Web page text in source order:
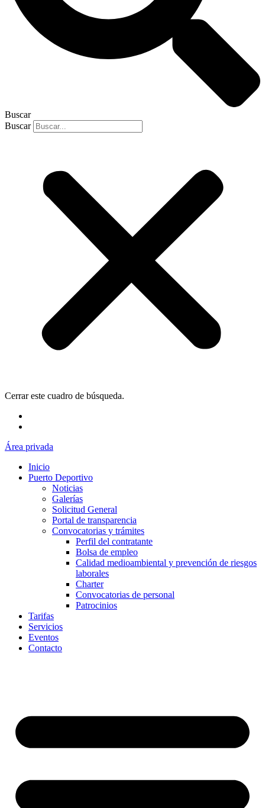
Buscar
Buscar
Cerrar este cuadro de búsqueda.
Área privada
Inicio
Puerto Deportivo
Noticias
Galerías
Solicitud General
Portal de transparencia
Convocatorias y trámites
Perfil del contratante
Bolsa de empleo
Calidad medioambiental y prevención de riesgos
laborales
Charter
Convocatorias de personal
Patrocinios
Tarifas
Servicios
Eventos
Contacto